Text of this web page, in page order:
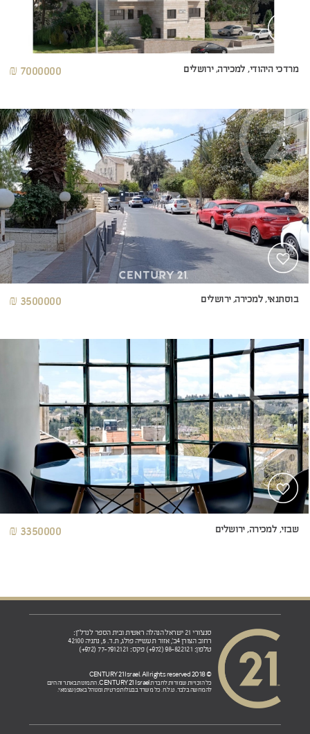
מרדכי היהודי, למכירה, ירושלים 7000000 ₪
בוסתנאי, למכירה, ירושלים 3500000 ₪
שבזי, למכירה, ירושלים 3350000 ₪
סנצ'ורי 21 ישראל הנהלה ראשית ובית הספר לנדל"ן:
רחוב הצורן 4ב', אזור תעשייה פולג, ת.ד. 5, נתניה 42100
טלפון: 98-822121 (972+) פקס: 77-7912121 (972+)
© 2018 CENTURY 21 Israel. All rights reserved
כל הזכויות שמורות לחברת CENTURY 21 Israel. התמונות באתר זה הינם
להמחשה בלבד. ט.ל.ח. כל משרד בבעלות פרטית ומנוהל באופן עצמאי.